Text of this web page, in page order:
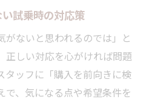
試乗時の対応策
がないと思われるのでは」と
正しい対応を心がければ問題
タッフに「購入を前向きに検
で、気になる点や希望条件を